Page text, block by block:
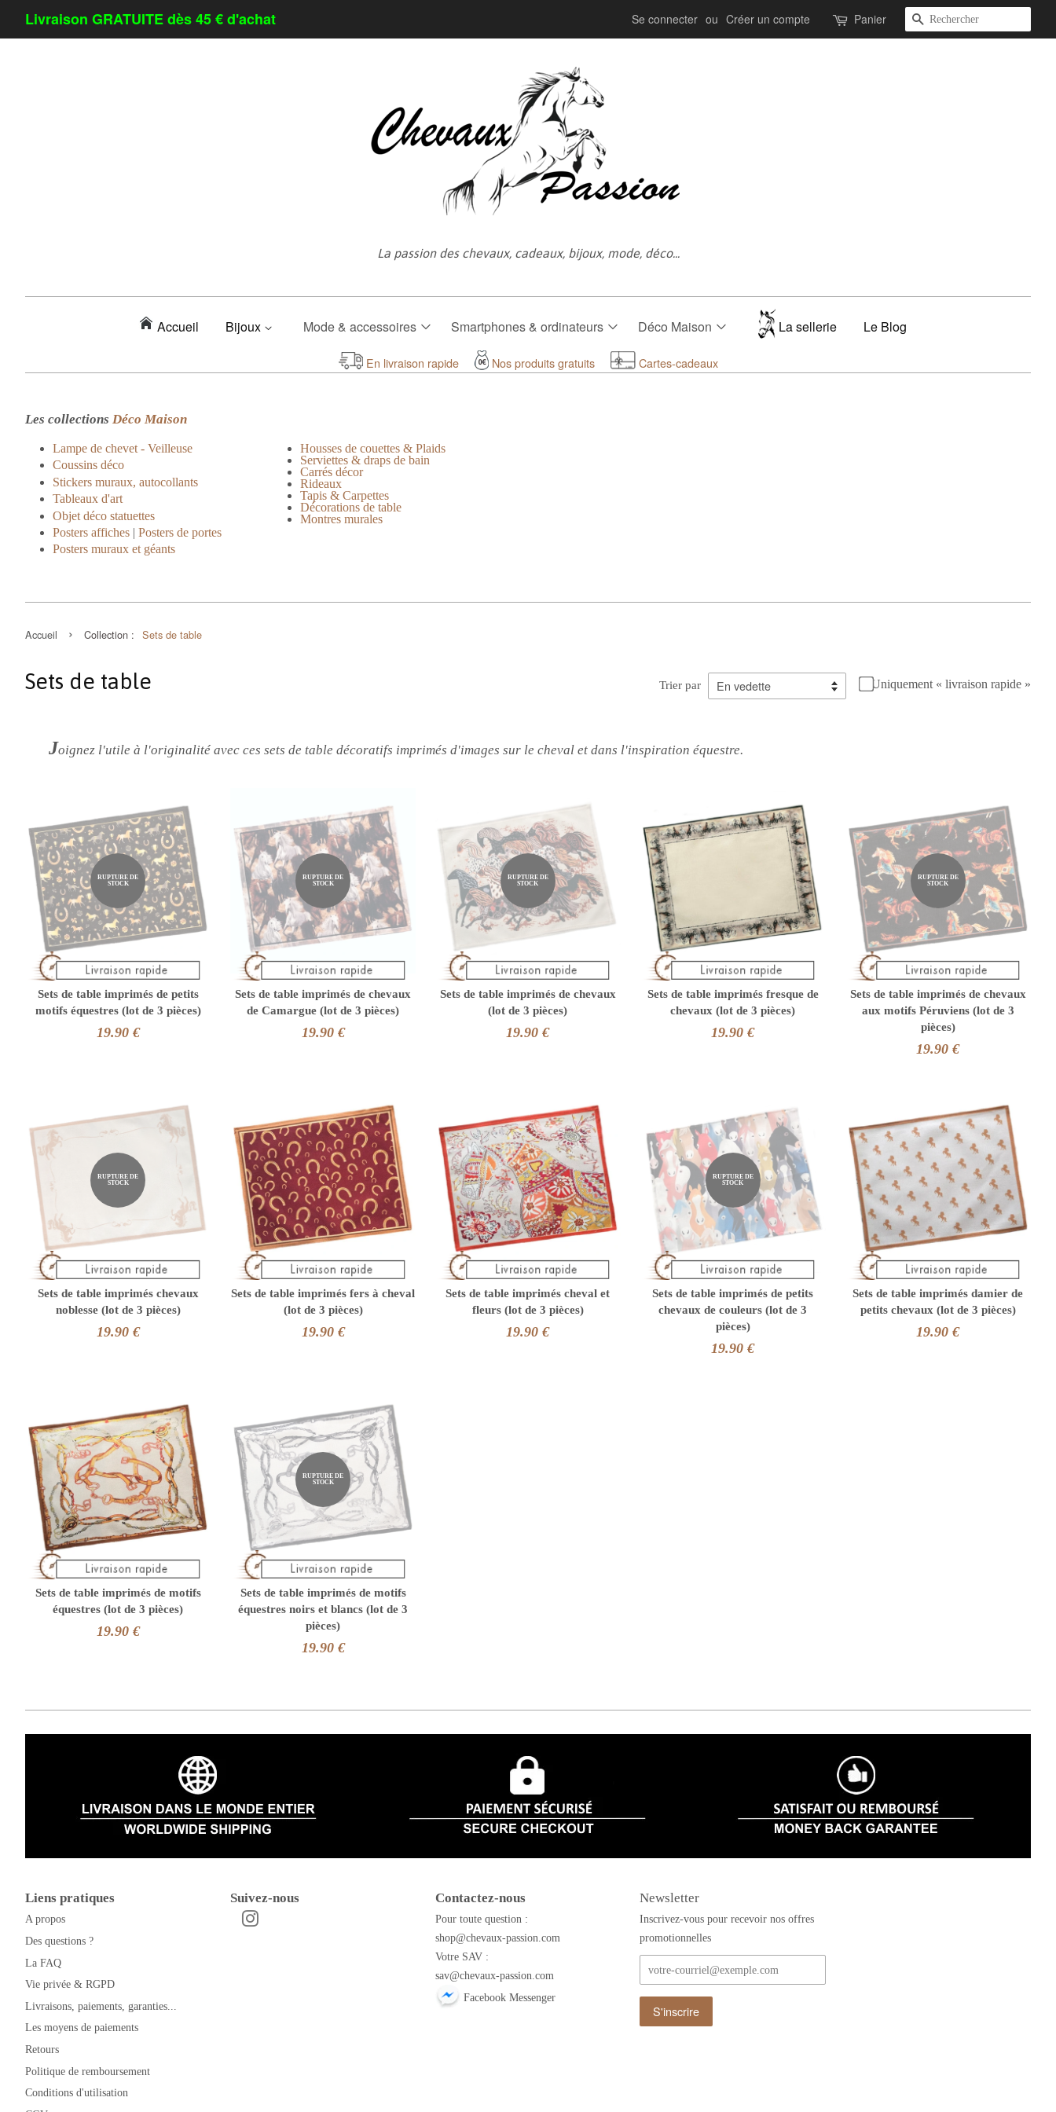
Livraison GRATUITE dès 45 € d'achat Se connecter ou Créer un compte Panier Recherche
La passion des chevaux, cadeaux, bijoux, mode, déco...
Accueil Bijoux Mode & accessoires Smartphones & ordinateurs Déco Maison La sellerie Le Blog
En livraison rapide Nos produits gratuits Cartes-cadeaux
Les collections Déco Maison
Lampe de chevet - Veilleuse
Coussins déco
Stickers muraux, autocollants
Tableaux d'art
Objet déco statuettes
Posters affiches | Posters de portes
Posters muraux et géants
Housses de couettes & Plaids
Serviettes & draps de bain
Carrés décor
Rideaux
Tapis & Carpettes
Décorations de table
Montres murales
Accueil › Collection : Sets de table
Sets de table Trier par Uniquement « livraison rapide »
Joignez l'utile à l'originalité avec ces sets de table décoratifs imprimés d'images sur le cheval et dans l'inspiration équestre.
RUPTURE DE
STOCK
Sets de table imprimés de petits
motifs équestres (lot de 3 pièces)
19.90 €
RUPTURE DE
STOCK
Sets de table imprimés de chevaux
de Camargue (lot de 3 pièces)
19.90 €
RUPTURE DE
STOCK
Sets de table imprimés de chevaux
(lot de 3 pièces)
19.90 €
Sets de table imprimés fresque de
chevaux (lot de 3 pièces)
19.90 €
RUPTURE DE
STOCK
Sets de table imprimés de chevaux
aux motifs Péruviens (lot de 3
pièces)
19.90 €
RUPTURE DE
STOCK
Sets de table imprimés chevaux
noblesse (lot de 3 pièces)
19.90 €
Sets de table imprimés fers à cheval
(lot de 3 pièces)
19.90 €
Sets de table imprimés cheval et
fleurs (lot de 3 pièces)
19.90 €
RUPTURE DE
STOCK
Sets de table imprimés de petits
chevaux de couleurs (lot de 3
pièces)
19.90 €
Sets de table imprimés damier de
petits chevaux (lot de 3 pièces)
19.90 €
Sets de table imprimés de motifs
équestres (lot de 3 pièces)
19.90 €
RUPTURE DE
STOCK
Sets de table imprimés de motifs
équestres noirs et blancs (lot de 3
pièces)
19.90 €
Liens pratiques
A propos
Des questions ?
La FAQ
Vie privée & RGPD
Livraisons, paiements, garanties...
Les moyens de paiements
Retours
Politique de remboursement
Conditions d'utilisation
Suivez-nous
FacebookInstagram
Contactez-nous
Pour toute question :
shop@chevaux-passion.com
Votre SAV :
sav@chevaux-passion.com
Facebook Messenger
Newsletter
Inscrivez-vous pour recevoir nos offres
promotionnelles